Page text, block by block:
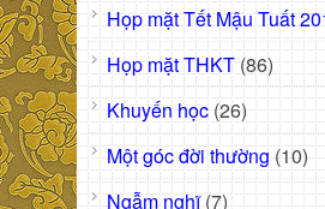
Họp mặt Tết Mậu Tuất
Họp mặt THKT (86)
Khuyến học (26)
Một góc đời thường (10)
Ngẫm nghĩ(7)